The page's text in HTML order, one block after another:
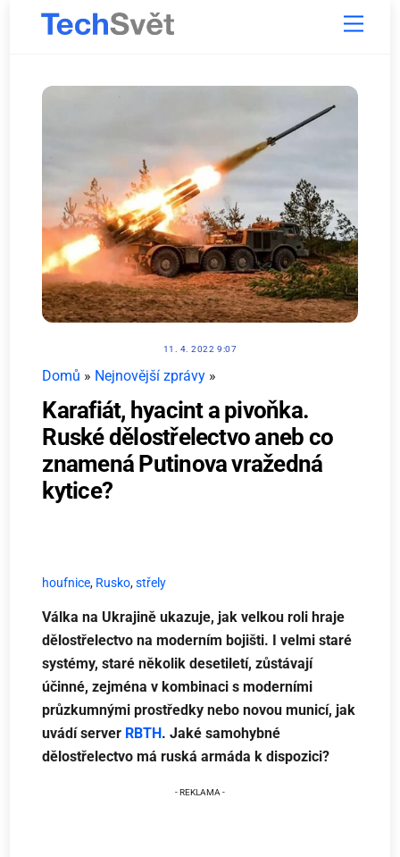
Menu
11. 4. 2022 9:07
Domů » Nejnovější zprávy »
Karafiát, hyacint a pivoňka.
Ruské dělostřelectvo aneb co
znamená Putinova vražedná
kytice?
houfnice, Rusko,střely
Válka na Ukrajině ukazuje, jak velkou roli hraje
dělostřelectvo na moderním bojišti. I velmi staré
systémy, staré několik desetiletí, zůstávají
účinné, zejména v kombinaci s moderními
průzkumnými prostředky nebo novou municí, jak
uvádí server RBTH . Jaké samohybné
dělostřelectvo má ruská armáda k dispozici?